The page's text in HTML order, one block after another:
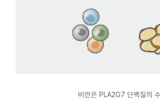
비만은 PLA2G7 단백질의